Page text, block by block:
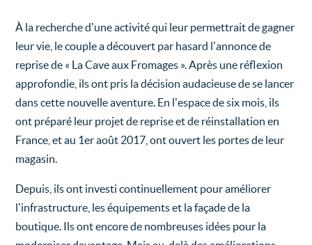
À la recherche d’une activité qui leur permettrait de gagner
leur vie, le couple a découvert par hasard l’annonce de
reprise de « La Cave aux Fromages ». Après une réflexion
approfondie, ils ont pris la décision audacieuse de se lancer
dans cette nouvelle aventure. En l’espace de six mois, ils
ont préparé leur projet de reprise et de réinstallation en
France, et au 1er août 2017, ont ouvert les portes de leur
magasin.
Depuis, ils ont investi continuellement pour améliorer
l’infrastructure, les équipements et la façade de la
boutique. Ils ont encore de nombreuses idées pour la